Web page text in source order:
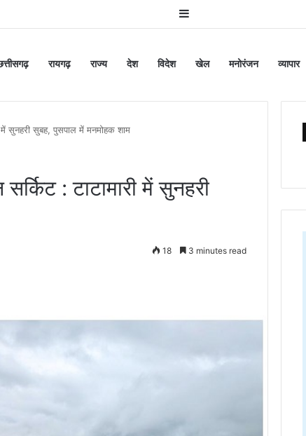
Sidebar
रायगढ़ राज्य देश विदेश खेल मनोरंजन व्यापार
में सुनहरी सुबह, पुसपाल में मनमोहक शाम
: टाटामारी में सुनहरी
18 3 minutes read